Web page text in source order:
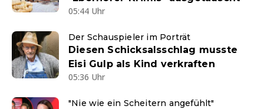
05:44 Uhr
Der Schauspieler im Porträt
Diesen Schicksalsschlag musste
Eisi Gulp als Kind verkraften
05:36 Uhr
"Nie wie ein Scheitern angefühlt"